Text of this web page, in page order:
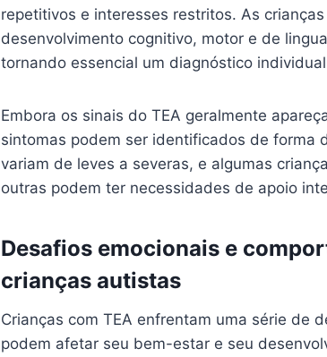
repetitivos e interesses restritos. As
desenvolvimento cognitivo, motor e de
tornando essencial um diagnóstico
Embora os sinais do TEA geralmente
sintomas podem ser identificados de forma
variam de leves a severas, e algumas
outras podem ter necessidades de apoio
Desafios emocionais e
crianças autistas
Crianças com TEA enfrentam uma série de
podem afetar seu bem-estar e seu